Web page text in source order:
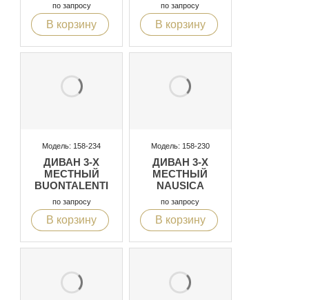
по запросу
В корзину
по запросу
В корзину
Модель: 158-234
ДИВАН 3-Х
МЕСТНЫЙ
BUONTALENTI
по запросу
В корзину
Модель: 158-230
ДИВАН 3-Х
МЕСТНЫЙ
NAUSICA
по запросу
В корзину